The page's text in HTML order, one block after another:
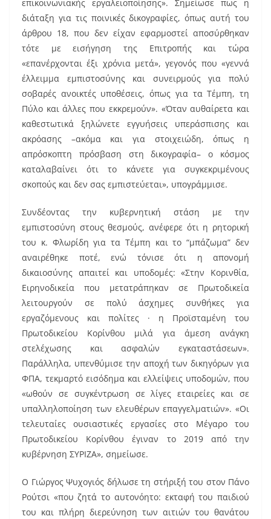
επικοινωνιακής εργαλειοποίησης». Σημείωσε πως η
διάταξη για τις ποινικές δικογραφίες, όπως αυτή του
άρθρου 18, που δεν είχαν εφαρμοστεί αποσύρθηκαν
τότε με εισήγηση της Επιτροπής και τώρα
«επανέρχονται έξι χρόνια μετά», γεγονός που «γεννά
έλλειμμα εμπιστοσύνης και συνειρμούς για πολύ
σοβαρές ανοικτές υποθέσεις, όπως για τα Τέμπη, τη
Πύλο και άλλες που εκκρεμούν». «Όταν αυθαίρετα και
καθεστωτικά ξηλώνετε εγγυήσεις υπεράσπισης και
ακρόασης –ακόμα και για στοιχειώδη, όπως η
απρόσκοπτη πρόσβαση στη δικογραφία– ο κόσμος
καταλαβαίνει ότι το κάνετε για συγκεκριμένους
σκοπούς και δεν σας εμπιστεύεται», υπογράμμισε.
Συνδέοντας την κυβερνητική στάση με την
εμπιστοσύνη στους θεσμούς, ανέφερε ότι η ρητορική
του κ. Φλωρίδη για τα Τέμπη και το “μπάζωμα” δεν
αναιρέθηκε ποτέ, ενώ τόνισε ότι η απονομή
δικαιοσύνης απαιτεί και υποδομές: «Στην Κορινθία,
Ειρηνοδικεία που μετατράπηκαν σε Πρωτοδικεία
λειτουργούν σε πολύ άσχημες συνθήκες για
εργαζόμενους και πολίτες · η Προϊσταμένη του
Πρωτοδικείου Κορίνθου μιλά για άμεση ανάγκη
στελέχωσης και ασφαλών εγκαταστάσεων».
Παράλληλα, υπενθύμισε την αποχή των δικηγόρων για
ΦΠΑ, τεκμαρτό εισόδημα και ελλείψεις υποδομών, που
«ωθούν σε συγκέντρωση σε λίγες εταιρείες και σε
υπαλληλοποίηση των ελευθέρων επαγγελματιών». «Οι
τελευταίες ουσιαστικές εργασίες στο Μέγαρο του
Πρωτοδικείου Κορίνθου έγιναν το 2019 από την
κυβέρνηση ΣΥΡΙΖΑ», σημείωσε.
Ο Γιώργος Ψυχογιός δήλωσε τη στήριξή του στον Πάνο
Ρούτσι «που ζητά το αυτονόητο: εκταφή του παιδιού
του και πλήρη διερεύνηση των αιτιών του θανάτου